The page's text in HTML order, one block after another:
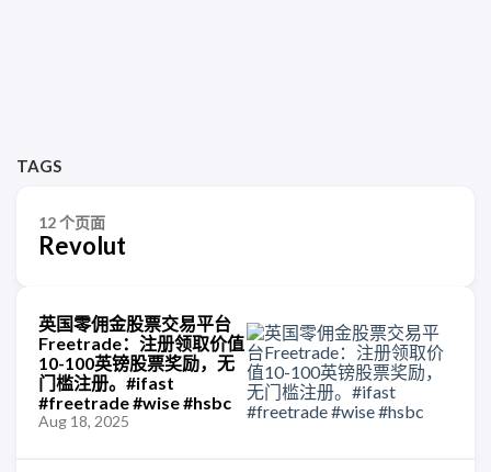
TAGS
12 个页面
Revolut
英国零佣金股票交易平台
Freetrade：注册领取价值
10-100英镑股票奖励，无
门槛注册。#ifast
#freetrade #wise #hsbc
Aug 18, 2025